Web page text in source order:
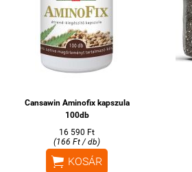
Cansawin Aminofix kapszula
100db
16 590 Ft
(166 Ft / db)
 KOSÁR